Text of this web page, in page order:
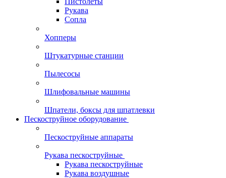
Рукава
Сопла
Хопперы
Штукатурные станции
Пылесосы
Шлифовальные машины
Шпатели, боксы для шпатлевки
Пескоструйное оборудование
Пескоструйные аппараты
Рукава пескоструйные
Рукава пескоструйные
Рукава воздушные